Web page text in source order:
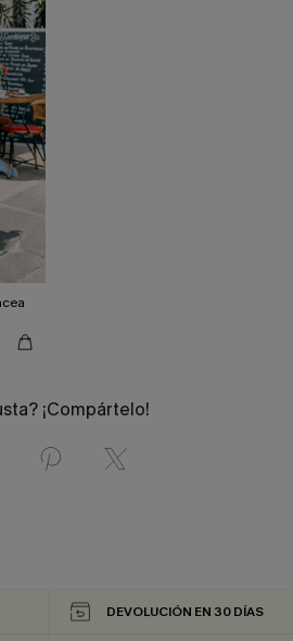
¡Compártelo!
DEVOLUCIÓN EN 30 DÍAS